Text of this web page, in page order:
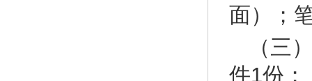
面）；
（三
件1份；